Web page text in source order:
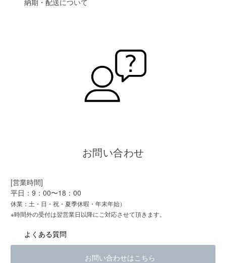
お問い合わせ
[営業時間]
平日：9：00〜18：00
休業：土・日・祝・夏季休暇・年末年始）
※時間外の受付は翌営業日以降にご対応させて頂きます。
よくある質問
お問い合わせはこちら